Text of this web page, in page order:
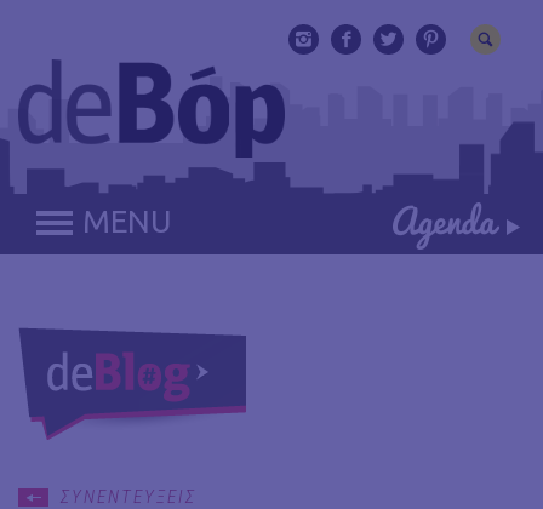
MENU
ΣΥΝΕΝΤΕΥΞΕΙΣ